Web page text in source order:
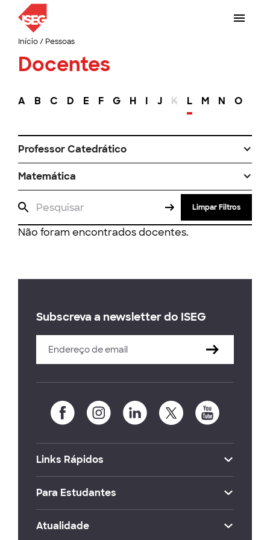
Início/ Pessoas
Docentes
A B C D E F G H I J K L M N O
Professor Catedrático
Matemática
Limpar Filtros
Não foram encontrados docentes.
Subscreva a newsletter do ISEG
Links Rápidos
Para Estudantes
Atualidade